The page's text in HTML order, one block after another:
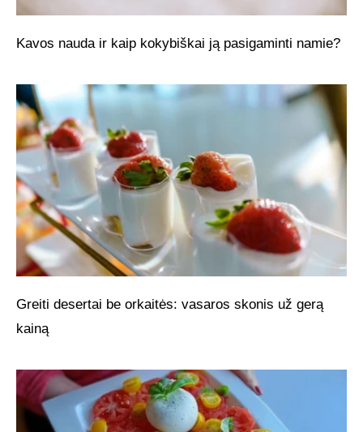
Kavos nauda ir kaip kokybiškai ją pasigaminti namie?
Greiti desertai be orkaitės: vasaros skonis už gerą
kainą